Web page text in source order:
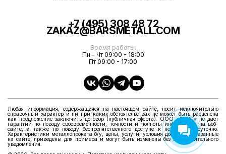
+7 (495) 308 48 72
ZAKAZ@BARSMETALL.COM
Время работы:
Пн - Чт 09:00 - 18:00
Пт 09:00 - 17:00
Любая информация, содержащаяся на настоящем сайте, носит исключительно
справочный характер и ни при каких обстоятельствах не может быть расценена
как предложение заключить договор (публичная оферта). ООО «БАРС» не дает
гарантий по поводу своевременности, точности и полноты информации на веб-
сайте, а также по поводу беспрепятственного доступе к нему круглосуточно.
Характеристики металлопроката б/у, цены, услуги, условия доставки, указанные
на сайте, приведены для примера и могут быть изменены без предварительного
уведомления.